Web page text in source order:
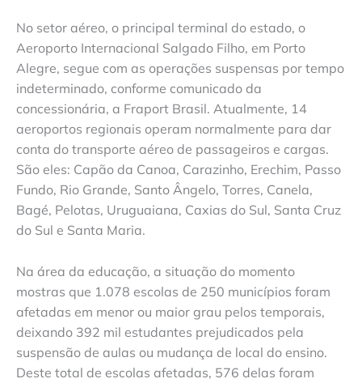
No setor aéreo, o principal terminal do estado, o
Aeroporto Internacional Salgado Filho, em Porto
Alegre, segue com as operações suspensas por tempo
indeterminado, conforme comunicado da
concessionária, a Fraport Brasil. Atualmente, 14
aeroportos regionais operam normalmente para dar
conta do transporte aéreo de passageiros e cargas.
São eles: Capão da Canoa, Carazinho, Erechim, Passo
Fundo, Rio Grande, Santo Ângelo, Torres, Canela,
Bagé, Pelotas, Uruguaiana, Caxias do Sul, Santa Cruz
do Sul e Santa Maria.
Na área da educação, a situação do momento
mostras que 1.078 escolas de 250 municípios foram
afetadas em menor ou maior grau pelos temporais,
deixando 392 mil estudantes prejudicados pela
suspensão de aulas ou mudança de local do ensino.
Deste total de escolas afetadas, 576 delas foram